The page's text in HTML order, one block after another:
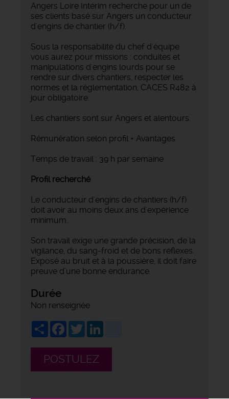
Angers Loire Intérim recherche pour un de
ses clients basé sur Angers un conducteur
d'engins de chantier (h/f).
Sous la responsabilité du chef d'équipe
vous aurez pour missions : conduites et
manipulations d'engins lourds pour se
rendre sur divers chantiers, respecter les
normes et la réglementation, CACES R482 à
jour obligatoire.
Les chantiers sont sur Angers et alentours.
Rémunération selon profil + Avantages
Temps de travail : 39 h par semaine
Profil recherché
Le conducteur d'engins de chantiers (h/f)
doit avoir au moins deux ans d'expérience
minimum.
Son travail exige une grande précision, de la
vigilance, du sang-froid et de bons réflexes.
Exposé au bruit et à la poussière, il doit faire
preuve d’une bonne endurance.
Durée
Non renseignée
ShareFacebook
Twitter
POSTULEZ